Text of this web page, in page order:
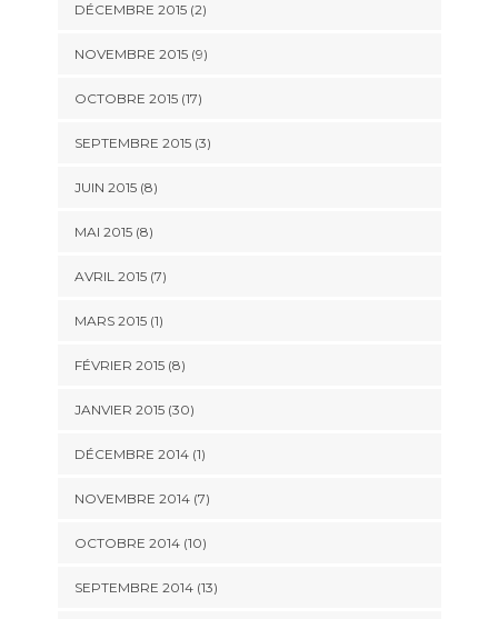
DÉCEMBRE 2015 (2)
NOVEMBRE 2015 (9)
OCTOBRE 2015 (17)
SEPTEMBRE 2015 (3)
JUIN 2015 (8)
MAI 2015 (8)
AVRIL 2015 (7)
MARS 2015 (1)
FÉVRIER 2015 (8)
JANVIER 2015 (30)
DÉCEMBRE 2014 (1)
NOVEMBRE 2014 (7)
OCTOBRE 2014 (10)
SEPTEMBRE 2014 (13)